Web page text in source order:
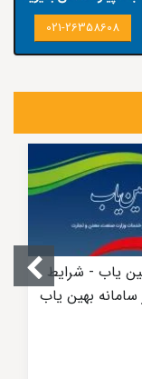
021-26358608
یاب - شرایط
سامانه بهین یاب